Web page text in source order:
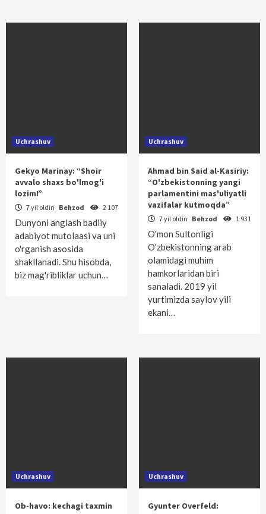
Uchrashuv
Gekyo Marinay: “Shoir
avvalo shaxs bo'lmog'i
lozim!”
7 yil oldin Behzod 2 107
Dunyoni anglash badiiy
adabiyot mutolaasi va uni
o'rganish asosida
shakllanadi. Shu hisobda,
biz mag'ribliklar uchun…
Uchrashuv
Ahmad bin Said al-Kasiriy:
“O'zbekistonning yangi
parlamentini mas'uliyatli
vazifalar kutmoqda”
7 yil oldin Behzod 1 931
O'mon Sultonligi
O'zbekistonning arab
olamidagi muhim
hamkorlaridan biri
sanaladi. 2019 yil
yurtimizda saylov yili
ekani…
Uchrashuv
Ob-havo: kechagi taxmin
Uchrashuv
Gyunter Overfeld: